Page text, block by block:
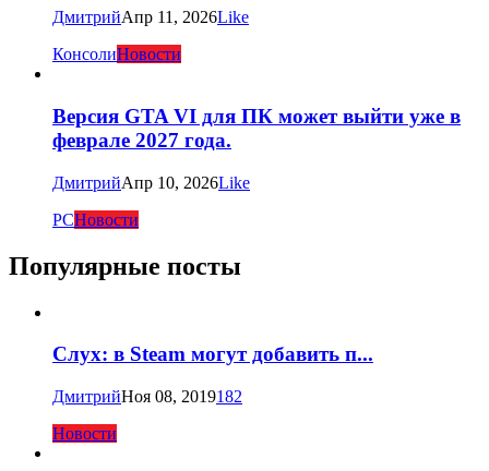
ДмитрийАпр 11, 2026Like
КонсолиНовости
Версия GTA VI для ПК может выйти уже в
феврале 2027 года.
ДмитрийАпр 10, 2026Like
PCНовости
Популярные посты
Слух: в Steam могут добавить п...
ДмитрийНоя 08, 2019182
Новости